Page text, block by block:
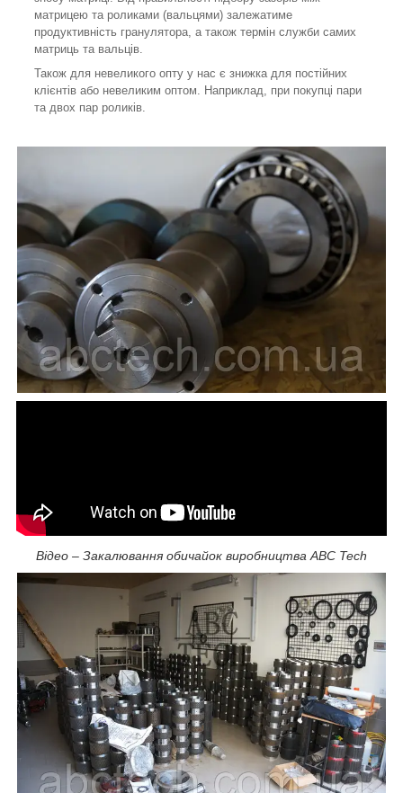
матрицею та роликами (вальцями) залежатиме
продуктивність гранулятора, а також термін служби самих
матриць та вальців.
Також для невеликого опту у нас є знижка для постійних
клієнтів або невеликим оптом. Наприклад, при покупці пари
та двох пар роликів.
Відео – Закалювання обичайок виробництва ABC Tech